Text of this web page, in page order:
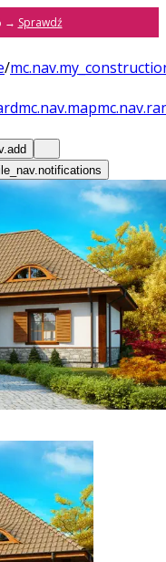
→ Sprawdź
/
mc.nav.map